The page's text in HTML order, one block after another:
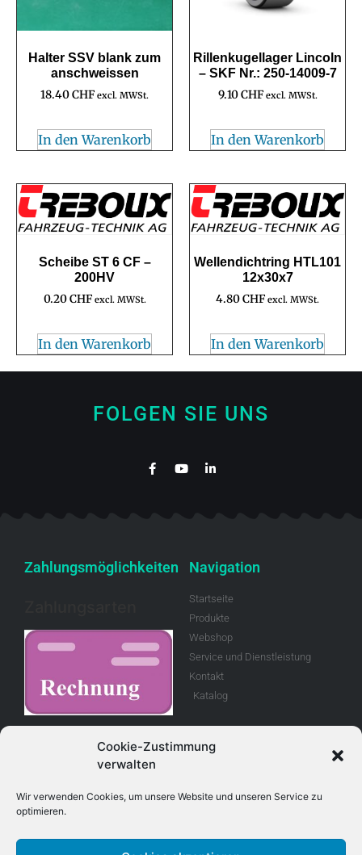
Cookie-Zustimmung
verwalten
Wir verwenden Cookies, um unsere Website und unseren Service zu
optimieren.
Halter SSV blank zum
anschweissen
18.40CHF excl. MWSt.
In den Warenkorb
Rillenkugellager Lincoln
– SKF Nr.: 250-14009-7
9.10CHF excl. MWSt.
In den Warenkorb
Scheibe ST 6 CF –
200HV
0.20CHF excl. MWSt.
In den Warenkorb
Wellendichtring HTL101
12x30x7
4.80CHF excl. MWSt.
In den Warenkorb
FOLGEN SIE UNS
Zahlungsmöglichkeiten
Geschäftsbedingungen
Retouren
Navigation
Startseite
Produkte
Webshop
Service und Dienstleistung
Kontakt
Katalog